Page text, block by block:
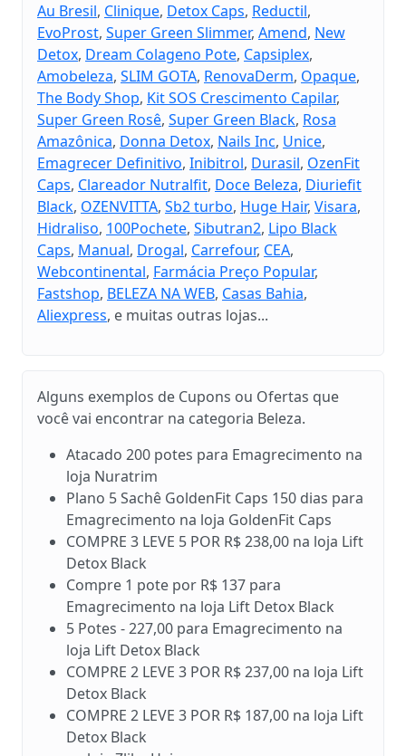
Au Bresil, Clinique, Detox Caps, Reductil,
EvoProst, Super Green Slimmer, Amend, New
Detox, Dream Colageno Pote, Capsiplex,
Amobeleza, SLIM GOTA, RenovaDerm, Opaque,
The Body Shop, Kit SOS Crescimento Capilar,
Super Green Rosê, Super Green Black, Rosa
Amazônica, Donna Detox, Nails Inc, Unice,
Emagrecer Definitivo, Inibitrol, Durasil, OzenFit
Caps, Clareador Nutralfit, Doce Beleza, Diuriefit
Black, OZENVITTA, Sb2 turbo, Huge Hair, Visara,
Hidraliso, 100Pochete, Sibutran2, Lipo Black
Caps, Manual, Drogal, Carrefour, CEA,
Webcontinental, Farmácia Preço Popular,
Fastshop, BELEZA NA WEB, Casas Bahia,
Aliexpress, e muitas outras lojas...
Alguns exemplos de Cupons ou Ofertas que
você vai encontrar na categoria Beleza.
Atacado 200 potes para Emagrecimento na
loja Nuratrim
Plano 5 Sachê GoldenFit Caps 150 dias para
Emagrecimento na loja GoldenFit Caps
COMPRE 3 LEVE 5 POR R$ 238,00 na loja Lift
Detox Black
Compre 1 pote por R$ 137 para
Emagrecimento na loja Lift Detox Black
5 Potes - 227,00 para Emagrecimento na
loja Lift Detox Black
COMPRE 2 LEVE 3 POR R$ 237,00 na loja Lift
Detox Black
COMPRE 2 LEVE 3 POR R$ 187,00 na loja Lift
Detox Black